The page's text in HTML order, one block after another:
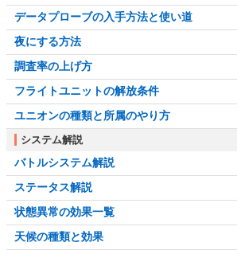
データプローブの入手方法と使い道
夜にする方法
調査率の上げ方
フライトユニットの解放条件
ユニオンの種類と所属のやり方
システム解説
バトルシステム解説
ステータス解説
状態異常の効果一覧
天候の種類と効果